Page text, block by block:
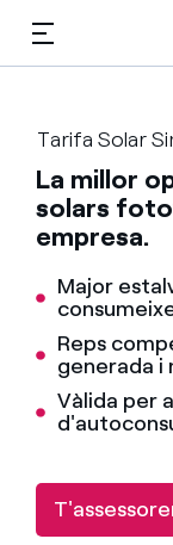
Troba la
Per cada
altre
Llum
Gas
Manteniments
Clima
CA
Tarifa Solar
La millor
solars
empresa.
Major
Reps
generada i
Vàlida per